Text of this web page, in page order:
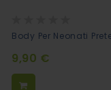
0%
9,90 €